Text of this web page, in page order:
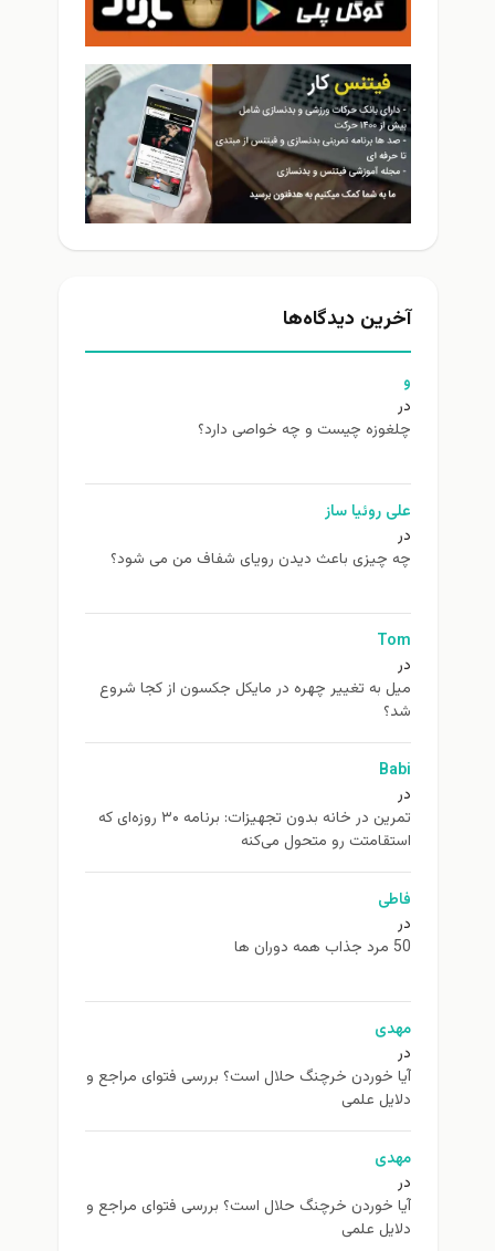
آخرین دیدگاه‌ها
و
در
چلغوزه چیست و چه خواصی دارد؟
علی روئیا ساز
در
چه چیزی باعث دیدن رویای شفاف من می شود؟
Tom
در
ميل به تغيير چهره در مایکل جکسون از كجا شروع
شد؟
Babi
در
تمرین در خانه بدون تجهیزات: برنامه ۳۰ روزه‌ای که
استقامتت رو متحول می‌کنه
فاطی
در
50 مرد جذاب همه دوران ها
مهدی
در
آیا خوردن خرچنگ حلال است؟ بررسی فتوای مراجع و
دلایل علمی
مهدی
در
آیا خوردن خرچنگ حلال است؟ بررسی فتوای مراجع و
دلایل علمی